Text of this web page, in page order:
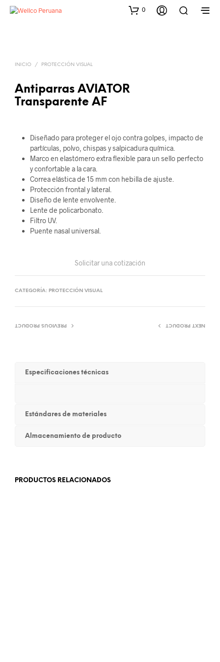
0
INICIO / PROTECCIÓN VISUAL
Antiparras AVIATOR
Transparente AF
Diseñado para proteger el ojo contra golpes, impacto de
partículas, polvo, chispas y salpicadura química.
Marco en elastómero extra flexible para un sello perfecto
y confortable a la cara.
Correa elástica de 15 mm con hebilla de ajuste.
Protección frontal y lateral.
Diseño de lente envolvente.
Lente de policarbonato.
Filtro UV.
Puente nasal universal.
Solicitar una cotización
CATEGORÍA: PROTECCIÓN VISUAL
PREVIOUS PRODUCT NEXT PRODUCT
Especificaciones técnicas
Estándares de materiales
Almacenamiento de producto
PRODUCTOS RELACIONADOS